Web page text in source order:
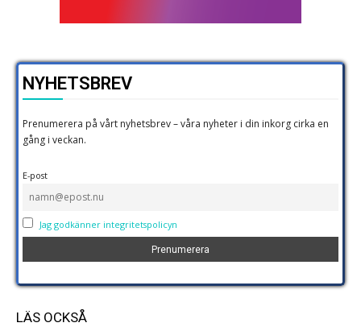
NYHETSBREV
Prenumerera på vårt nyhetsbrev – våra nyheter i din inkorg cirka en
gång i veckan.
E-post
Jag godkänner integritetspolicyn
LÄS OCKSÅ